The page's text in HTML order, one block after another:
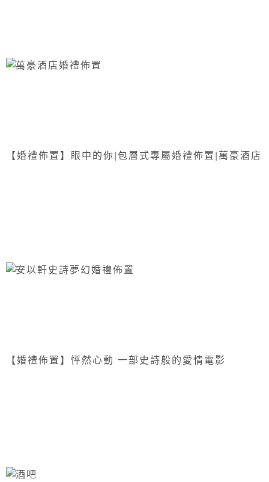
【婚禮佈置】眼中的你|包層式專屬婚禮佈置|萬豪酒店
【婚禮佈置】怦然心動 一部史詩般的愛情電影